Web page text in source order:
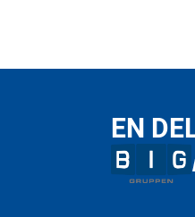
EN